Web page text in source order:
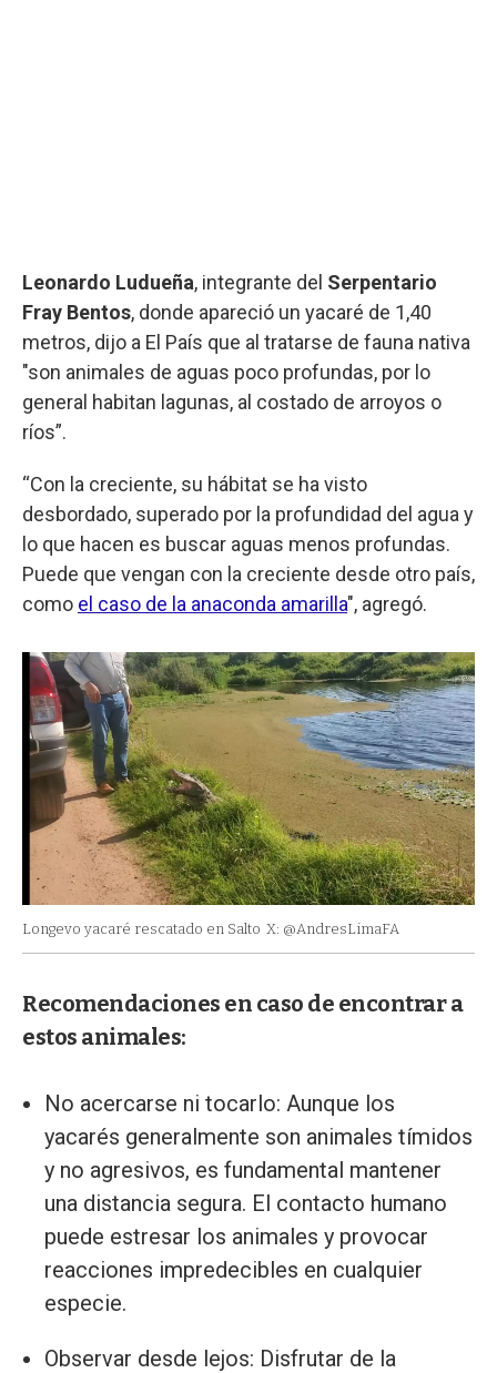
Leonardo Ludueña, integrante del Serpentario
Fray Bentos, donde apareció un yacaré de 1,40
metros, dijo a El País que al tratarse de fauna nativa
"son animales de aguas poco profundas, por lo
general habitan lagunas, al costado de arroyos o
ríos”.
“Con la creciente, su hábitat se ha visto
desbordado, superado por la profundidad del agua y
lo que hacen es buscar aguas menos profundas.
Puede que vengan con la creciente desde otro país,
como el caso de la anaconda amarilla", agregó.
Longevo yacaré rescatado en Salto X: @AndresLimaFA
Recomendaciones en caso de encontrar a
estos animales:
No acercarse ni tocarlo: Aunque los
yacarés generalmente son animales tímidos
y no agresivos, es fundamental mantener
una distancia segura. El contacto humano
puede estresar los animales y provocar
reacciones impredecibles en cualquier
especie.
Observar desde lejos: Disfrutar de la